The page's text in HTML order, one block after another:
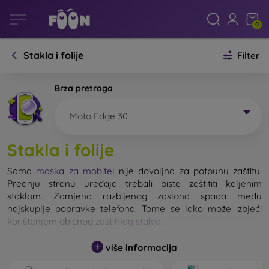
0
Stakla i folije Filter
Brza pretraga
Moto Edge 30
Stakla i folije
Sama maska za mobitel nije dovoljna za potpunu zaštitu.
Prednju stranu uređaja trebali biste zaštititi kaljenim
staklom. Zamjena razbijenog zaslona spada među
najskuplje popravke telefona. Tome se lako može izbjeći
korištenjem običnog zaštitnog stakla
Nerazbijivo staklo za mobitel ne postoji, ali u većini slučajeva
više informacija